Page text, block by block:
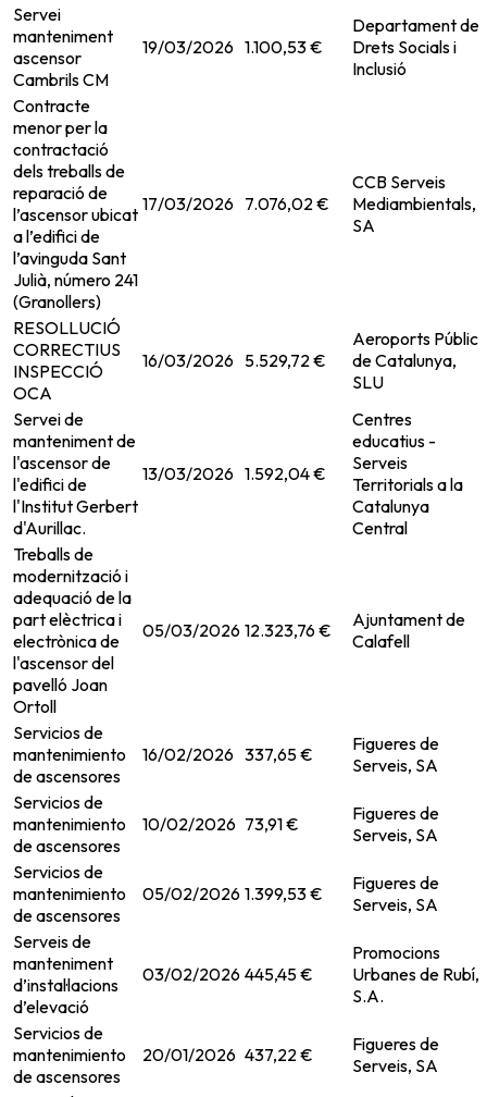
Servei
manteniment
ascensor
Cambrils CM
19/03/2026 1.100,53 €
Departament de
Drets Socials i
Inclusió
Contracte
menor per la
contractació
dels treballs de
reparació de
l’ascensor ubicat
a l’edifici de
l’avinguda Sant
Julià, número 241
(Granollers)
17/03/2026 7.076,02 €
CCB Serveis
Mediambientals,
SA
RESOLLUCIÓ
CORRECTIUS
INSPECCIÓ
OCA
16/03/2026 5.529,72 €
Aeroports Públics
de Catalunya,
SLU
Servei de
manteniment de
l'ascensor de
l'edifici de
l'Institut Gerbert
d'Aurillac.
13/03/2026 1.592,04 €
Centres
educatius -
Serveis
Territorials a la
Catalunya
Central
Treballs de
modernització i
adequació de la
part elèctrica i
electrònica de
l'ascensor del
pavelló Joan
Ortoll
05/03/2026 12.323,76 €
Ajuntament de
Calafell
Servicios de
mantenimiento
de ascensores
16/02/2026 337,65 €
Figueres de
Serveis, SA
Servicios de
mantenimiento
de ascensores
10/02/2026 73,91 €
Figueres de
Serveis, SA
Servicios de
mantenimiento
de ascensores
05/02/2026 1.399,53 €
Figueres de
Serveis, SA
Serveis de
manteniment
d’instal·lacions
d’elevació
03/02/2026 445,45 €
Promocions
Urbanes de Rubí,
S.A.
Servicios de
mantenimiento
de ascensores
20/01/2026 437,22 €
Figueres de
Serveis, SA